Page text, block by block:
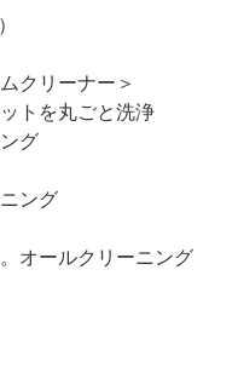
クリーナー＞
トを丸ごと洗浄
グ
ング
オールクリーニング